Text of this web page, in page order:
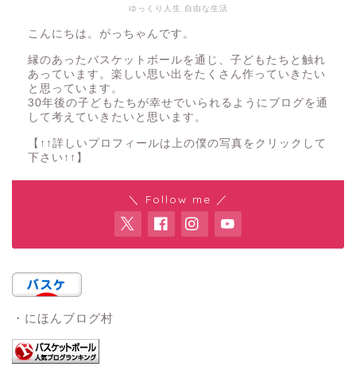
ゆっくり人生 自由な生活
こんにちは。がっちゃんです。
縁のあったバスケットボールを通じ、子どもたちと触れ
あっています。楽しい思い出をたくさん作っていきたい
と思っています。
30年後の子どもたちが幸せでいられるようにブログを通
して考えていきたいと思います。
【↑↑詳しいプロフィールは上の僕の写真をクリックして
下さい↑↑】
＼ Follow me ／
・にほんブログ村